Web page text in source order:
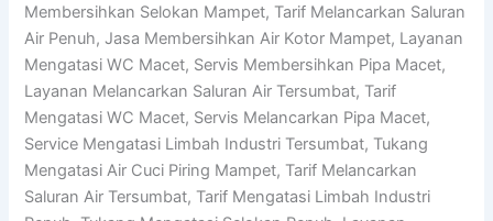
Membersihkan Selokan Mampet, Tarif Melancarkan Saluran
Air Penuh, Jasa Membersihkan Air Kotor Mampet, Layanan
Mengatasi WC Macet, Servis Membersihkan Pipa Macet,
Layanan Melancarkan Saluran Air Tersumbat, Tarif
Mengatasi WC Macet, Servis Melancarkan Pipa Macet,
Service Mengatasi Limbah Industri Tersumbat, Tukang
Mengatasi Air Cuci Piring Mampet, Tarif Melancarkan
Saluran Air Tersumbat, Tarif Mengatasi Limbah Industri